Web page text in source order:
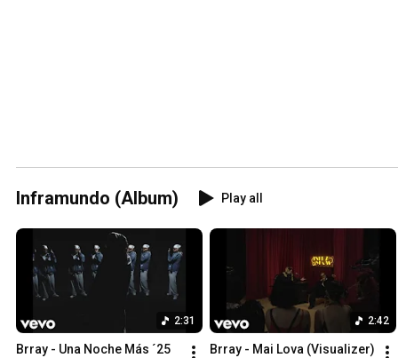
Inframundo (Album) Play all
2:31
Brray - Una Noche Más ´25
2:42
Brray - Mai Lova (Visualizer)